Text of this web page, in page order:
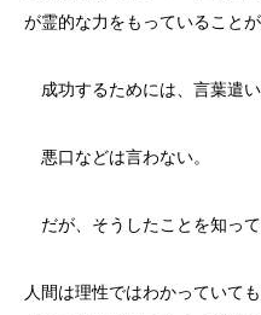
が霊的な力をもっていることが
成功するためには、言葉遣い
悪口などは言わない。
だが、そうしたことを知って
人間は理性ではわかっていて